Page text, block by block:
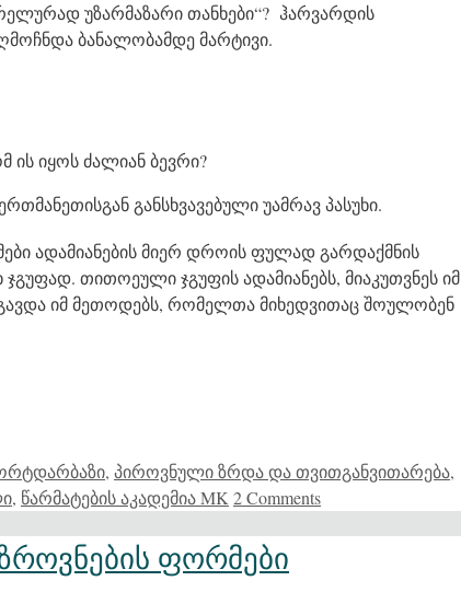
უზარმაზარი თანხები“? ჰარვარდის
ბანალობამდე მარტივი.
იყოს ძალიან ბევრი?
განსხვავებული უამრავ პასუხი.
ადამიანების მიერ დროის ფულად გარდაქმნის
თითოეული ჯგუფის ადამიანებს, მიაკუთვნეს იმ
იმ მეთოდებს, რომელთა მიხედვითაც შოულობენ
, პიროვნული ზრდა და თვითგანვითარება,
, წარმატების აკადემია MK2 Comments
ფორმები